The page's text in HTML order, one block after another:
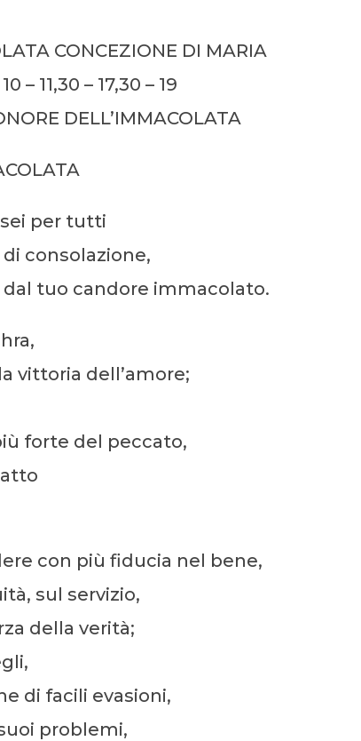
CONCEZIONE DI MARIA
– 11,30 – 17,30 – 19
DELL’IMMACOLATA
per tutti
consolazione,
dal tuo candore immacolato.
vittoria dell’amore;
forte del peccato,
con più fiducia nel bene,
sul servizio,
della verità;
di facili evasioni,
problemi,